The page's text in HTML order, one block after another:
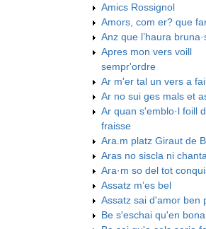
Amics Rossignol
Amors, com er? que
Anz que l’haura
Apres mon vers voill
sempr'ordre
Ar m'er tal un vers a
Ar no sui ges mals et
Ar quan s'emblo·l foill
fraisse
Ara.m platz Giraut de
Aras no siscla ni chanta
Ara·m so del tot
Assatz m’es bel
Assatz sai d'amor ben
Be s'eschai qu'en